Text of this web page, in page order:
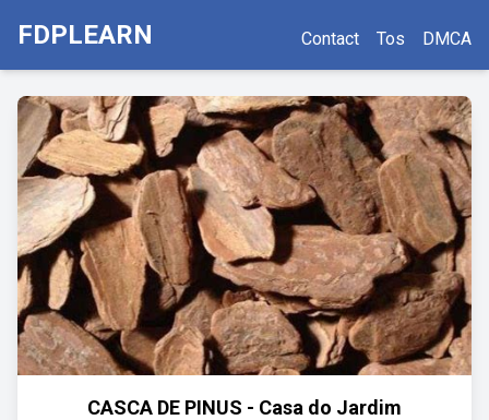
FDPLEARN Contact Tos DMCA
CASCA DE PINUS - Casa do Jardim